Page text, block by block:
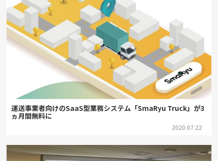
運送事業者向けのSaaS型業務システム「SmaRyu Truck」が3
ヵ月間無料に
2020.07.22